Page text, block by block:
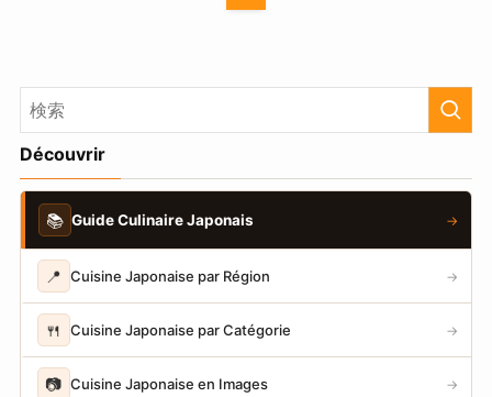
Découvrir
📚 Guide Culinaire Japonais →
📍 Cuisine Japonaise par Région →
🍴 Cuisine Japonaise par Catégorie →
📷 Cuisine Japonaise en Images →